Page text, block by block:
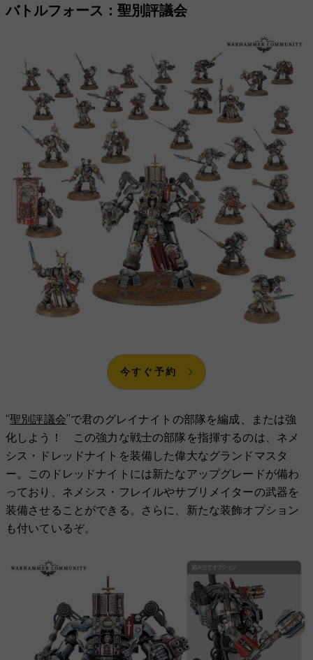
バトルフォース：聖別評議会
今すぐ予約
“聖別評議会”で君のグレイナイトの部隊を編成、または強
化しよう！ この強力な戦士の部隊を指揮するのは、ネメ
シス・ドレッドナイトを装備した偉大なグランドマスタ
ー。このドレッドナイトには新たなアップグレードが備わ
っており、ネメシス・フレイルやサブリメイターの武器を
装備させることができる。さらに、新たな装飾オプション
も付いているぞ。